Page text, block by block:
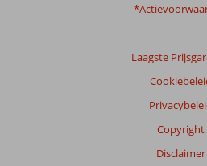
Laagste
Copyright
Disclaimer